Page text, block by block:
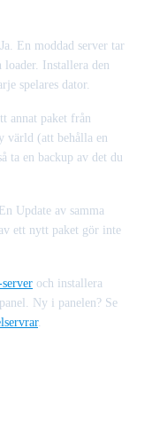
Ja. En moddad server tar
loader. Installera den
spelares dator.
annat paket från
värld (att behålla en
ta en backup av det du
Update av samma
ett nytt paket gör inte
och installera
Ny i panelen? Se
.